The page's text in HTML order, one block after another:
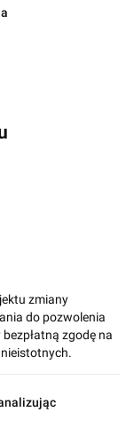
zmiany
do pozwolenia
zgodę na